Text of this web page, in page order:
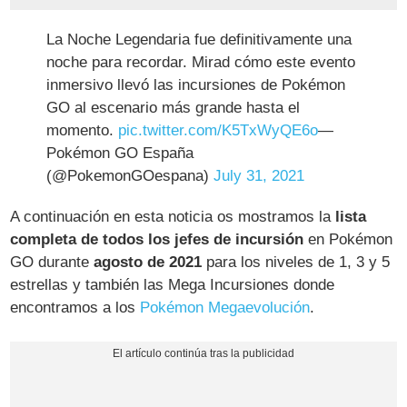
La Noche Legendaria fue definitivamente una
noche para recordar. Mirad cómo este evento
inmersivo llevó las incursiones de Pokémon
GO al escenario más grande hasta el
momento. pic.twitter.com/K5TxWyQE6o—
Pokémon GO España
(@PokemonGOespana)July 31, 2021
A continuación en esta noticia os mostramos la lista
completa de todos los jefes de incursión en Pokémon
GO duranteagosto de 2021 para los niveles de 1, 3 y 5
estrellas y también las Mega Incursiones donde
encontramos a los Pokémon Megaevolución.